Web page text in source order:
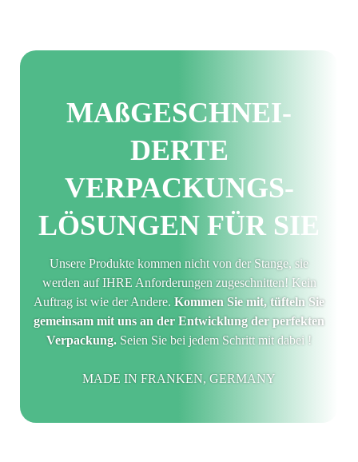
MAß­GE­SCHNEI­
DERTE
VERPACKUNGS­
LÖSUNGEN FÜR SIE
Unsere Produkte kommen nicht von der Stange, sie
werden auf IHRE Anforderungen zugeschnitten! Kein
Auftrag ist wie der Andere. Kommen Sie mit, tüfteln Sie
gemeinsam mit uns an der Entwicklung der perfekten
Verpackung. Seien Sie bei jedem Schritt mit dabei !
MADE IN FRANKEN, GERMANY